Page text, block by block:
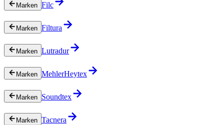
Marken Filc
Marken Filtura
Marken Lutradur
Marken MehlerHeytex
Marken Soundtex
Marken Tacnera